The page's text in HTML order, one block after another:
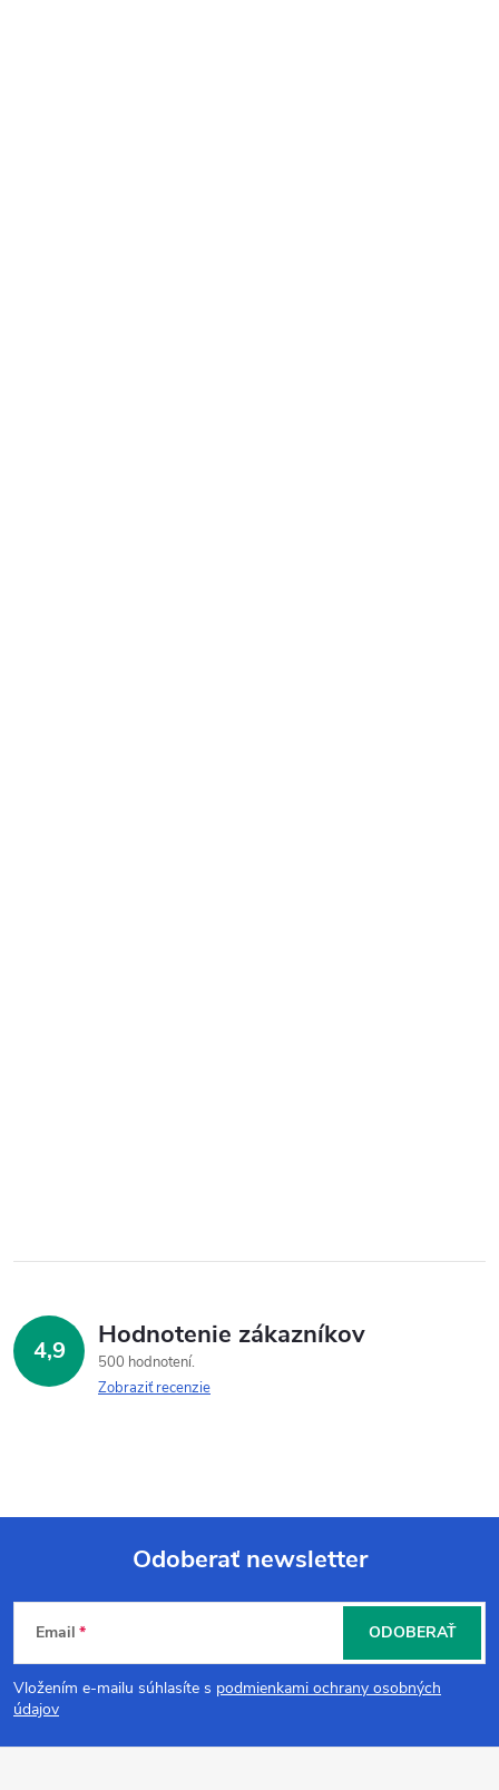
4,9 Hodnotenie zákazníkov
500 hodnotení
Zobraziť recenzie
Z
á
p
Odoberať newsletter
Email
Vložením e-mailu súhlasíte s podmienkami ochrany osobných
údajov
ODOBERAŤ